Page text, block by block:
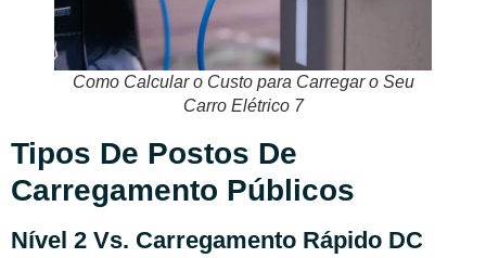
Como Calcular o Custo para Carregar o Seu
Carro Elétrico 7
Tipos De Postos De
Carregamento Públicos
Nível 2 Vs. Carregamento Rápido DC